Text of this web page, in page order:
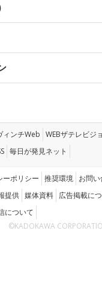
ィンチWeb WEBザテレビジ
毎日が発見ネット
ーポリシー 推奨環境 お問
提供 媒体資料 広告掲載に
について
©KADOKAWA